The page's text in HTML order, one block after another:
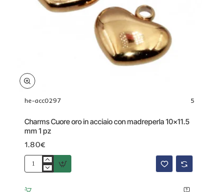
he-acc0297 5
Charms Cuore oro in acciaio con madreperla 10x11.5
mm 1 pz
1.80€
Charms
oro